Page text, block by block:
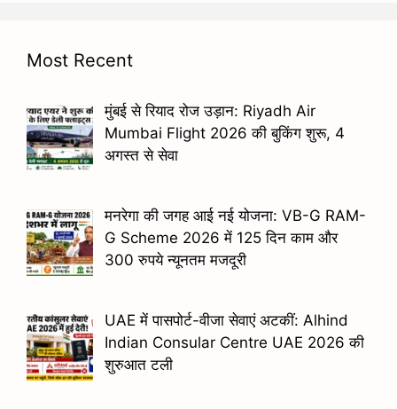
Most Recent
मुंबई से रियाद रोज उड़ान: Riyadh Air
Mumbai Flight 2026 की बुकिंग शुरू, 4
अगस्त से सेवा
मनरेगा की जगह आई नई योजना: VB-G RAM-
G Scheme 2026 में 125 दिन काम और
300 रुपये न्यूनतम मजदूरी
UAE में पासपोर्ट-वीजा सेवाएं अटकीं: Alhind
Indian Consular Centre UAE 2026 की
शुरुआत टली